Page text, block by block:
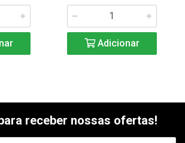
Adicionar
receber nossas ofertas!